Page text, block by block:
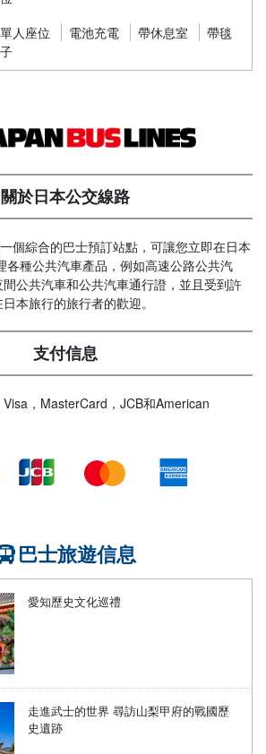
單人座位 電池充電 帶休息室
帶毯
子
關於日本公交線路
個綜合的巴士預訂站點，可讓您立即在日本
各種公共汽車產品，例如高速公路公共汽
公共汽車和公共汽車通行證，並且受到許
本旅行的旅行者的歡迎。
支付信息
，MasterCard，JCB和American
巴士旅遊信息
愛知歷史文化巡禮
走進武士的世界 尋訪山梨甲府的戰國歷
史遺跡